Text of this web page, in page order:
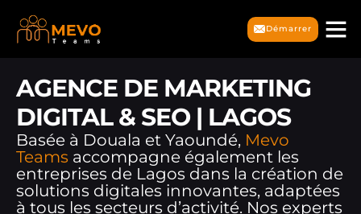
Démarrer
AGENCE DE MARKETING
DIGITAL & SEO | LAGOS
Basée à Douala et Yaoundé, Mevo
Teams accompagne également les
entreprises de Lagos dans la création de
solutions digitales innovantes, adaptées
à tous les secteurs d’activité. Nos experts